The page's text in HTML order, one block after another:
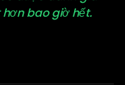
bao giờ hết.